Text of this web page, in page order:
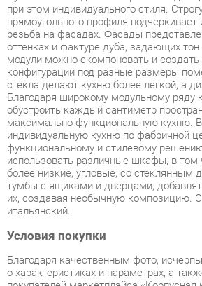
оттенках и фактуре дуба, задающих тон
модули можно скомпоновать и создать
конфигурации под разные размеры
стекла делают кухню более лёгкой, а
Благодаря широкому модульному ряду
обустроить каждый сантиметр
максимально функциональную кухню. Вы
индивидуальную кухню по фабричной
функциональному и стилевому решению
использовать различные шкафы, в том
более низкие, угловые, со стеклянным
тумбы с ящиками и дверцами, добавлять
их, создавая необычную композицию.
итальянский.
Условия покупки
Благодаря качественным фото,
покупателей маркетплэйса «Корпусная
Любимый дом Италия 07 Черный Дуб
Готовые комплекты производства
доставкой из Екатеринбурга по цене со